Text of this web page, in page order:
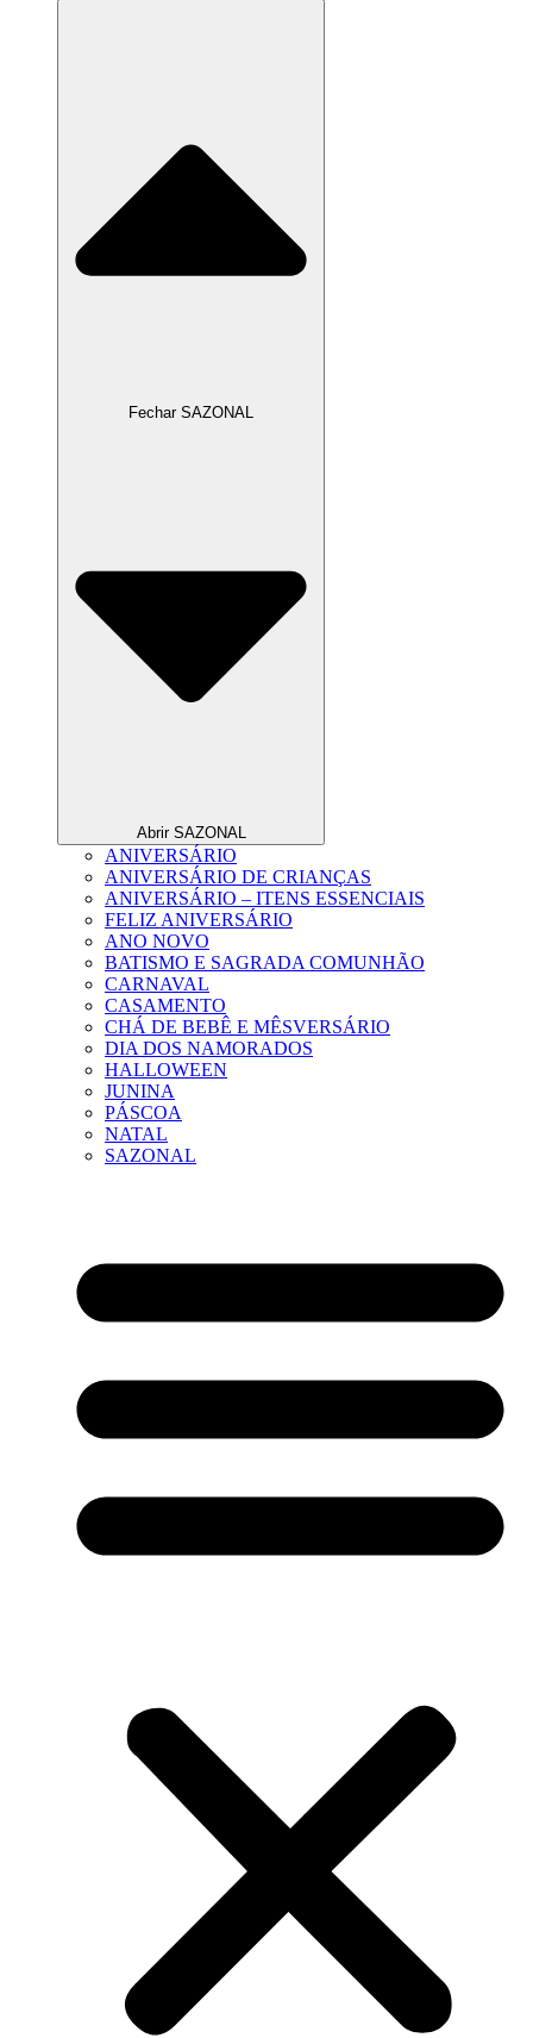
Fechar SAZONAL
Abrir SAZONAL
ANIVERSÁRIO
ANIVERSÁRIO DE CRIANÇAS
ANIVERSÁRIO – ITENS ESSENCIAIS
FELIZ ANIVERSÁRIO
ANO NOVO
BATISMO E SAGRADA COMUNHÃO
CARNAVAL
CASAMENTO
CHÁ DE BEBÊ E MÊSVERSÁRIO
DIA DOS NAMORADOS
HALLOWEEN
JUNINA
PÁSCOA
NATAL
SAZONAL